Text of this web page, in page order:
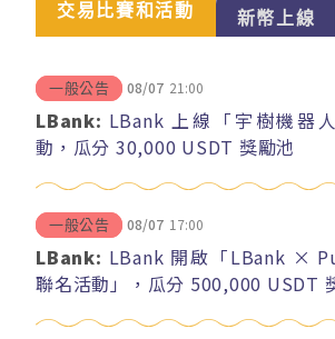
交易比賽和活動 新幣上線
一般公告 08/07 21:00
LBank: LBank 上線「宇樹機器
動，瓜分 30,000 USDT 獎勵池
一般公告 08/07 17:00
LBank: LBank 開啟「LBank ×
聯名活動」，瓜分 500,000 USDT